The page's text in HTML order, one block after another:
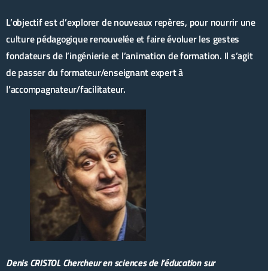
L’objectif est d’explorer de nouveaux repères, pour nourrir une
culture pédagogique renouvelée et faire évoluer les gestes
fondateurs de l’ingénierie et l’animation de formation. Il s’agit
de passer du formateur/enseignant expert à
l’accompagnateur/facilitateur.
Denis CRISTOLChercheur en sciences de l’éducation sur